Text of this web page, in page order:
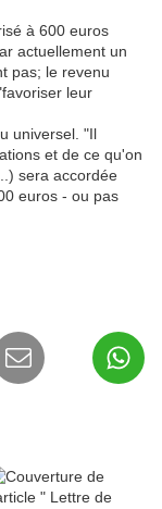
à 600 euros
actuellement un
pas; le revenu
leur
universel. "Il
et de ce qu'on
sera accordée
euros - ou pas